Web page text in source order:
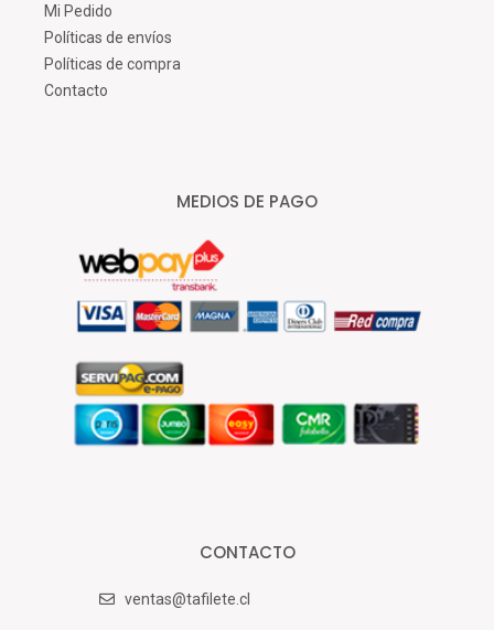
Mi Pedido
Políticas de envíos
Políticas de compra
Contacto
MEDIOS DE PAGO
CONTACTO
ventas@tafilete.cl